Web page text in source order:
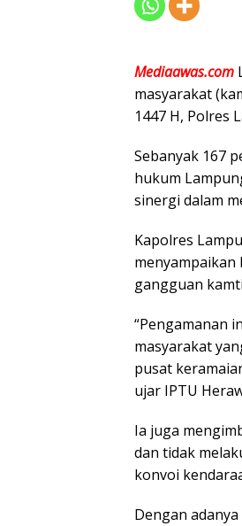
Mediaawas.com
masyarakat
1447 H, Polres
Sebanyak 167
hukum
sinergi dalam
Kapolres
gangguan
“Pengamanan
masyarakat
pusat
ujar IPTU
Ia juga
dan tidak
konvoi
Dengan